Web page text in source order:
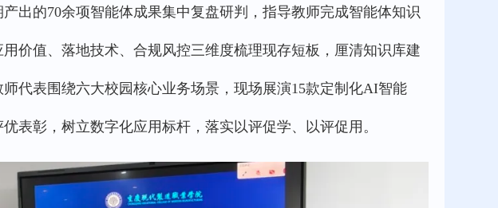
出的70余项智能体成果集中复盘研判，指导教师完成智能体知识
价值、落地技术、合规风控三维度梳理现存短板，厘清知识库建
代表围绕六大校园核心业务场景，现场展演15款定制化AI智能
表彰，树立数字化应用标杆，落实以评促学、以评促用。